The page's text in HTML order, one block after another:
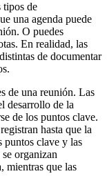
tipos de
una agenda puede
O puedes
En realidad, las
de documentar
de una reunión. Las
desarrollo de la
de los puntos clave.
hasta que la
puntos clave y las
organizan
mientras que las